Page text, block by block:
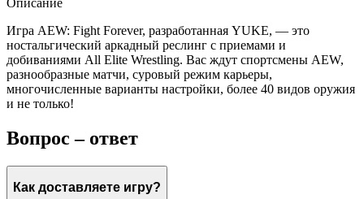
Игра AEW: Fight Forever, разработанная YUKE, — это
ностальгический аркадный реслинг с приемами и
добиваниями All Elite Wrestling. Вас ждут спортсмены AEW,
разнообразные матчи, суровый режим карьеры,
многочисленные варианты настройки, более 40 видов оружия
и не только!
Вопрос – ответ
Как доставляете игру?